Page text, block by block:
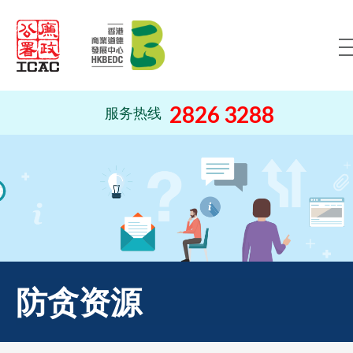
跳到内容（按回车键）
服务热线 2826 3288
防贪资源